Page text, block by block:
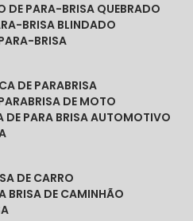
DE PARA-BRISA QUEBRADO
BRISA BLINDADO
PARA-BRISA
DE PARABRISA
DE MOTO
DE PARA BRISA AUTOMOTIVO
DE CARRO
BRISA DE CAMINHÃO